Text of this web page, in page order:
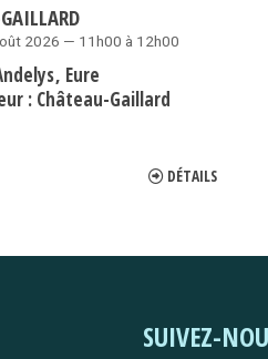
2026 — 11h00 à 12h00
Eure
: Château-Gaillard
DÉTAILS
SUIVEZ-